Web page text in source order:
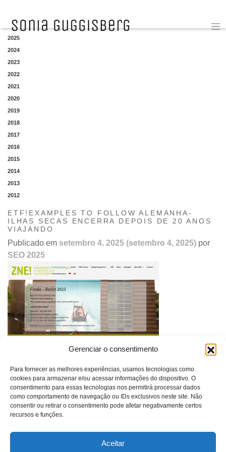
Gerenciar o consentimento
Para fornecer as melhores experiências, usamos tecnologias como
cookies para armazenar e/ou acessar informações do dispositivo. O
consentimento para essas tecnologias nos permitirá processar dados
como comportamento de navegação ou IDs exclusivos neste site. Não
consentir ou retirar o consentimento pode afetar negativamente certos
recursos e funções.
Aceitar
YEAR
2025
2024
2023
2022
2021
2020
2019
2018
2017
2016
2015
2014
2013
2012
ETF!EXAMPLES TO FOLLOW ALEMANHA-
ILHAS SECAS ENCERRA DEPOIS DE 20 ANOS
VIAJANDO
Publicado em setembro 4, 2025 (setembro 4, 2025) por
SEO 2025
ETF!Examples to Follow Alemanha- Ilhas secas encerra depois de 20 anos
viajando
Navegação
de
post
ILHAS SECAS